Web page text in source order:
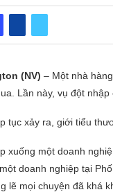
(NV) – Một nhà
Lần này, vụ đột
tục xảy ra, giới tiểu
xuống một doanh
doanh nghiệp tại
lẽ mọi chuyện đã khá